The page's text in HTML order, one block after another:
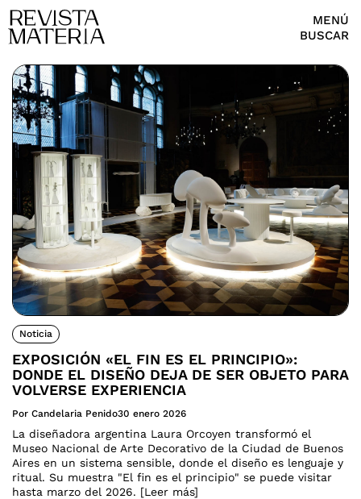
MENÚ
BUSCAR
Noticia
EXPOSICIÓN «EL FIN ES EL PRINCIPIO»:
DONDE EL DISEÑO DEJA DE SER OBJETO PARA
VOLVERSE EXPERIENCIA
Por Candelaria Penido30 enero 2026
La diseñadora argentina Laura Orcoyen transformó el
Museo Nacional de Arte Decorativo de la Ciudad de Buenos
Aires en un sistema sensible, donde el diseño es lenguaje y
ritual. Su muestra "El fin es el principio" se puede visitar
hasta marzo del 2026. [Leer más]